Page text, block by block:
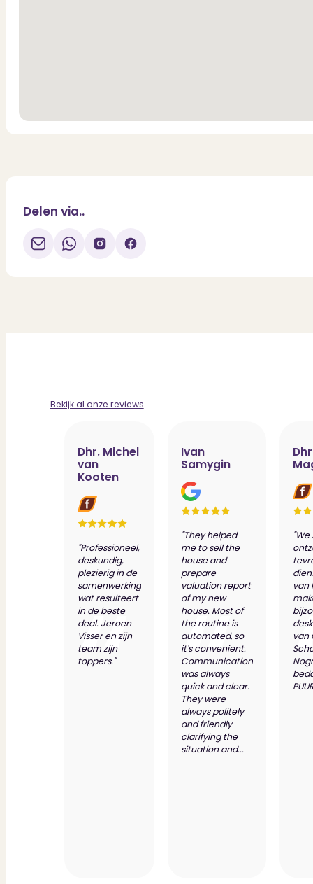
Delen via..
Bekijk al onze reviews
Dhr. Michel
van
Kooten
"Professioneel,
deskundig,
plezierig in de
samenwerking
wat resulteert
in de beste
deal. Jeroen
Visser en zijn
team zijn
toppers."
Ivan
Samygin
"They helped
me to sell the
house and
prepare
valuation report
of my new
house. Most of
the routine is
automated, so
it's convenient.
Communication
was always
quick and clear.
They were
always politely
and friendly
clarifying the
situation and...
"We
van
van